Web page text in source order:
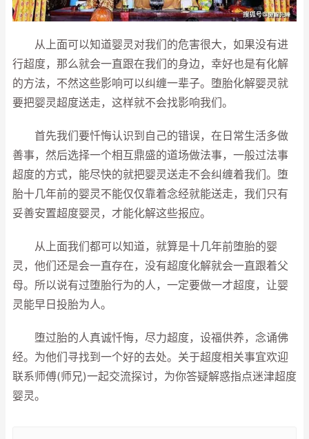
从上面可以知道婴灵对我们的危害很大，如果没有进
行超度，那么就会一直跟在我们的身边，幸好也是有化解
的方法，不然这些影响可以纠缠一辈子。堕胎化解婴灵就
要把婴灵超度送走，这样就不会找影响我们。
首先我们要忏悔认识到自己的错误，在日常生活多做
善事，然后选择一个相互鼎盛的道场做法事，一般过法事
超度的方式，能尽快的就把婴灵送走不会纠缠着我们。堕
胎十几年前的婴灵不能仅仅靠着念经就能送走，我们只有
妥善安置超度婴灵，才能化解这些报应。
从上面我们都可以知道，就算是十几年前堕胎的婴
灵，他们还是会一直存在，没有超度化解就会一直跟着父
母。所以说有过堕胎行为的人，一定要做一才超度，让婴
灵能早日投胎为人。
堕过胎的人真诚忏悔，尽力超度，设福供养，念诵佛
经。为他们寻找到一个好的去处。关于超度相关事宜欢迎
联系师傅(师兄)一起交流探讨，为你答疑解惑指点迷津超度
婴灵。